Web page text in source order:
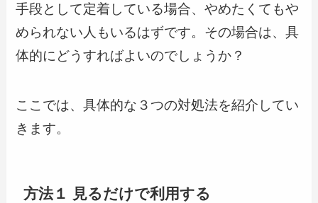
手段として定着している場合、やめたくてもや
められない人もいるはずです。その場合は、具
体的にどうすればよいのでしょうか？
ここでは、具体的な３つの対処法を紹介してい
きます。
方法１ 見るだけで利用する